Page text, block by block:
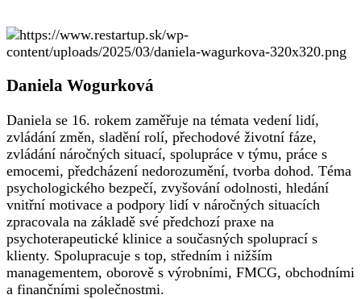
Daniela Wogurková
Daniela se 16. rokem zaměřuje na témata vedení lidí,
zvládání změn, sladění rolí, přechodové životní fáze,
zvládání náročných situací, spolupráce v týmu, práce s
emocemi, předcházení nedorozumění, tvorba dohod. Téma
psychologického bezpečí, zvyšování odolnosti, hledání
vnitřní motivace a podpory lidí v náročných situacích
zpracovala na základě své předchozí praxe na
psychoterapeutické klinice a současných spoluprací s
klienty. Spolupracuje s top, středním i nižším
managementem, oborově s výrobními, FMCG, obchodními
a finančními společnostmi.